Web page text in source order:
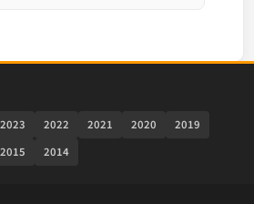
2023 2022 2021 2020
2019
2015 2014